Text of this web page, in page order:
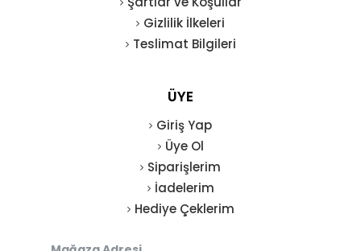
Gizlilik İlkeleri
Teslimat Bilgileri
ÜYE
Giriş Yap
Üye Ol
Siparişlerim
İadelerim
Hediye Çeklerim